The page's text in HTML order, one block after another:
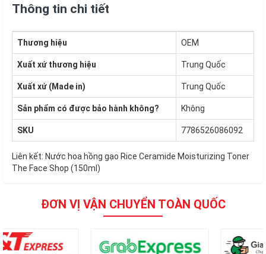
Thông tin chi tiết
Thương hiệu OEM
Xuất xứ thương hiệu Trung Quốc
Xuất xứ (Made in) Trung Quốc
Sản phẩm có được bảo hành không? Không
SKU 7786526086092
Liên kết: Nước hoa hồng gạo Rice Ceramide Moisturizing Toner
The Face Shop (150ml)
ĐƠN VỊ VẬN CHUYỂN TOÀN QUỐC